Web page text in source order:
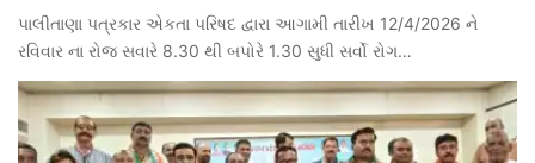
પાલીતાણા પત્રકાર એકતા પરિષદ દ્વારા આગામી તારીખ 12/4/2026 ને
રવિવાર ના રોજ સવારે 8.30 થી બપોરે 1.30 સુધી સર્વો રોગ…